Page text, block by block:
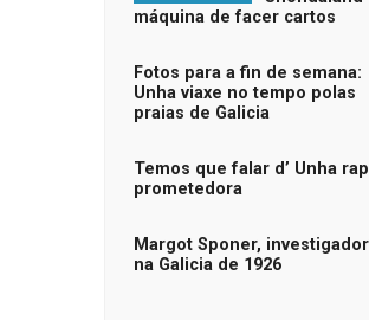
máquina de facer cartos
Fotos para a fin de semana:
Unha viaxe no tempo polas
praias de Galicia
Temos que falar d’ Unha
prometedora
Margot Sponer,
na Galicia de 1926